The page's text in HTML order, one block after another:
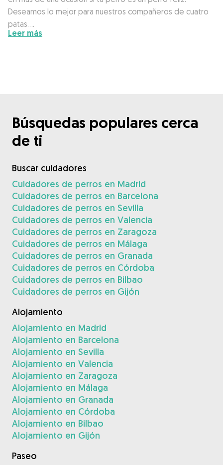
Deseamos lo mejor para nuestros compañeros de cuatro
patas….
Leer más
Búsquedas populares cerca
de ti
Buscar cuidadores
Cuidadores de perros en Madrid
Cuidadores de perros en Barcelona
Cuidadores de perros en Sevilla
Cuidadores de perros en Valencia
Cuidadores de perros en Zaragoza
Cuidadores de perros en Málaga
Cuidadores de perros en Granada
Cuidadores de perros en Córdoba
Cuidadores de perros en Bilbao
Cuidadores de perros en Gijón
Alojamiento
Alojamiento en Madrid
Alojamiento en Barcelona
Alojamiento en Sevilla
Alojamiento en Valencia
Alojamiento en Zaragoza
Alojamiento en Málaga
Alojamiento en Granada
Alojamiento en Córdoba
Alojamiento en Bilbao
Alojamiento en Gijón
Paseo